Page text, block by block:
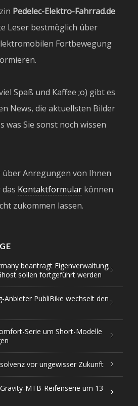
Pedelec-Elektro-Fahrrad.de
Leser bestmöglich über
Fortbewegung
Spaß und Kaffee ;o) gibt es
News, die aktuellsten Bilder
was Sie sonst noch wissen
über Anregungen von Ihnen
Kontaktformular können
zukommen lassen.
beantragt Eigenverwaltung;
sollen fortgeführt werden
Anbieter PubliBike wechselt den
Serie um Short-Modelle
vor ungewisser Zukunft
MTB-Reifenserie um 13